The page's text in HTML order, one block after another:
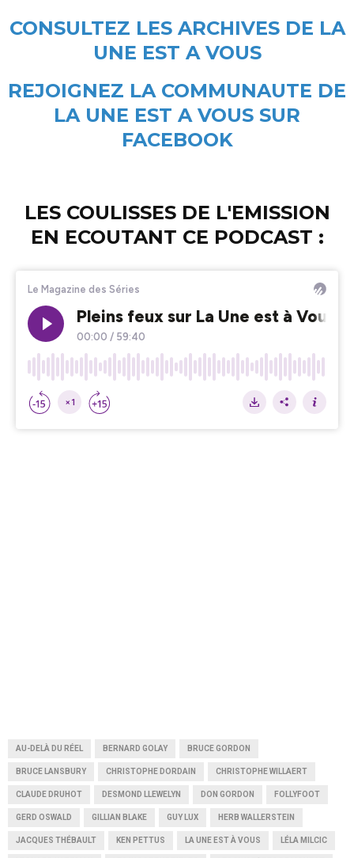
CONSULTEZ LES ARCHIVES DE LA
UNE EST A VOUS
REJOIGNEZ LA COMMUNAUTE DE
LA UNE EST A VOUS SUR
FACEBOOK
LES COULISSES DE L'EMISSION
EN ECOUTANT CE PODCAST :
AU-DELÀ DU RÉEL BERNARD GOLAY BRUCE GORDON
BRUCE LANSBURY CHRISTOPHE DORDAIN CHRISTOPHE WILLAERT
CLAUDE DRUHOT DESMOND LLEWELYN DON GORDON FOLLYFOOT
GERD OSWALD GILLIAN BLAKE GUY LUX HERB WALLERSTEIN
JACQUES THÉBAULT KEN PETTUS LA UNE EST À VOUS LÉLA MILCIC